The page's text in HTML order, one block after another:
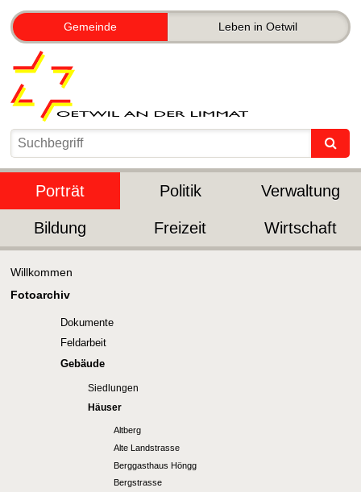
Gemeinde Leben in Oetwil
Porträt Politik Verwaltung
Bildung Freizeit Wirtschaft
Willkommen
Fotoarchiv
Dokumente
Feldarbeit
Gebäude
Siedlungen
Häuser
Altberg
Alte Landstrasse
Berggasthaus Höngg
Bergstrasse